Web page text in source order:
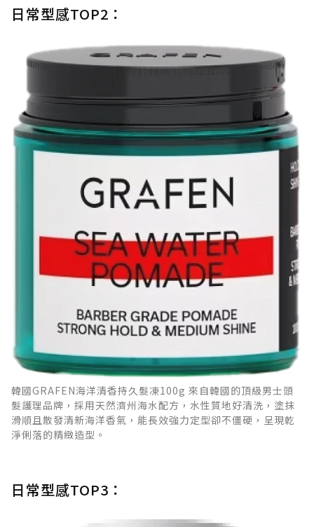
日常型感TOP2：
韓國GRAFEN海洋清香持久髮凍100g 來自韓國的頂級男士頭
髮護理品牌，採用天然濟州海水配方，水性質地好清洗，塗抹
滑順且散發清新海洋香氣，能長效強力定型卻不僵硬，呈現乾
淨俐落的精緻造型。
日常型感TOP3：